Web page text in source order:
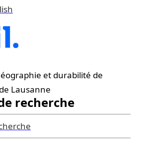
et durabilité de
Lausanne
recherche